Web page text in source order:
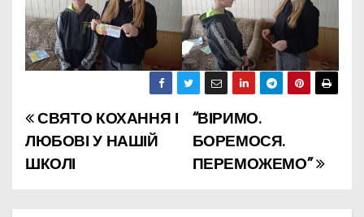
Н
а
“ВІРИМО.
БОРЕМОСЯ.
ПЕРЕМОЖЕМО”
СВЯТО КОХАННЯ І
ЛЮБОВІ У НАШІЙ
ШКОЛІ